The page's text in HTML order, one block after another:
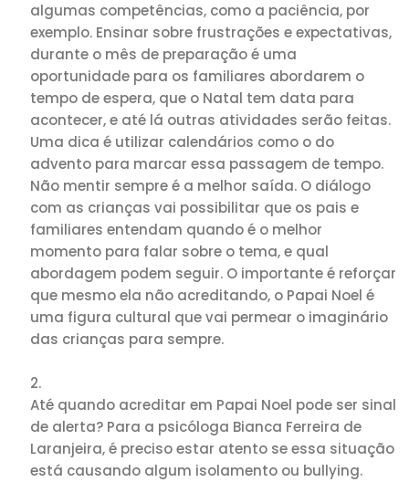
algumas competências, como a paciência, por
exemplo. Ensinar sobre frustrações e expectativas,
durante o mês de preparação é uma
oportunidade para os familiares abordarem o
tempo de espera, que o Natal tem data para
acontecer, e até lá outras atividades serão feitas.
Uma dica é utilizar calendários como o do
advento para marcar essa passagem de tempo.
Não mentir sempre é a melhor saída. O diálogo
com as crianças vai possibilitar que os pais e
familiares entendam quando é o melhor
momento para falar sobre o tema, e qual
abordagem podem seguir. O importante é reforçar
que mesmo ela não acreditando, o Papai Noel é
uma figura cultural que vai permear o imaginário
das crianças para sempre.
Até quando acreditar em Papai Noel pode ser sinal
de alerta? Para a psicóloga Bianca Ferreira de
Laranjeira, é preciso estar atento se essa situação
está causando algum isolamento ou bullying.